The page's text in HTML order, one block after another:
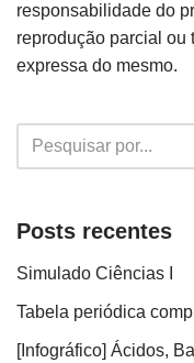
responsabilidade do
reprodução parcial ou
expressa do mesmo.
Posts recentes
Simulado Ciências I
Tabela periódica
[Infográfico] Ácidos,